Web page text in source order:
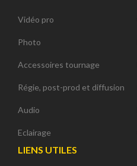
Vidéo pro
Photo
Accessoires tournage
Régie, post-prod et diffusion
Audio
Eclairage
LIENS UTILES